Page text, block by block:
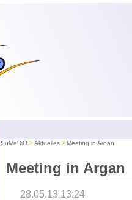
SuMaRiO Aktuelles Meeting in Argan
Meeting in Argan
28.05.13 13:24